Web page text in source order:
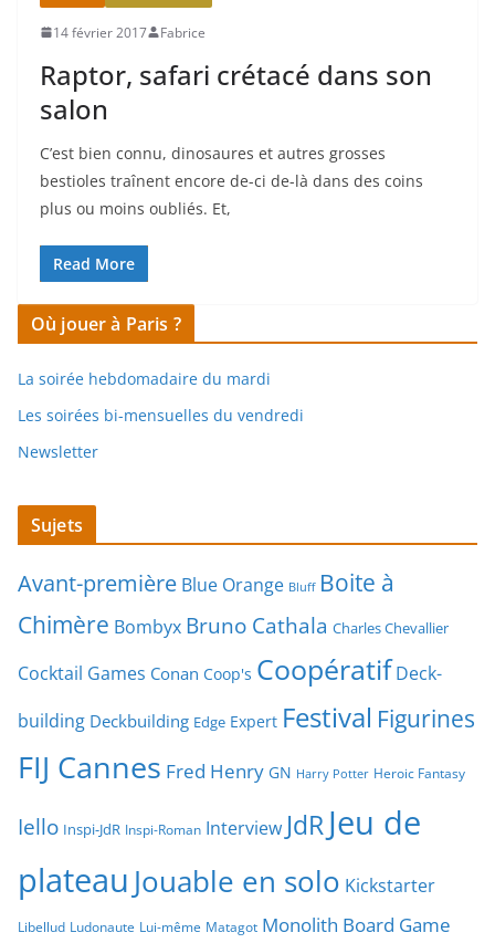
14 février 2017 Fabrice
Raptor, safari crétacé dans son
salon
C’est bien connu, dinosaures et autres grosses
bestioles traînent encore de-ci de-là dans des coins
plus ou moins oubliés. Et,
Read More
Où jouer à Paris ?
La soirée hebdomadaire du mardi
Les soirées bi-mensuelles du vendredi
Newsletter
Sujets
Avant-première Blue Orange Bluff Boite à
Chimère Bombyx Bruno Cathala Charles Chevallier
Cocktail Games Conan Coop's Coopératif Deck-
building Deckbuilding Edge Expert Festival Figurines
FIJ Cannes Fred Henry GN Harry Potter Heroic Fantasy
Iello Inspi-JdR Inspi-Roman Interview JdRJeu de
plateau Jouable en solo Kickstarter
Libellud Ludonaute Lui-même Matagot Monolith Board Game